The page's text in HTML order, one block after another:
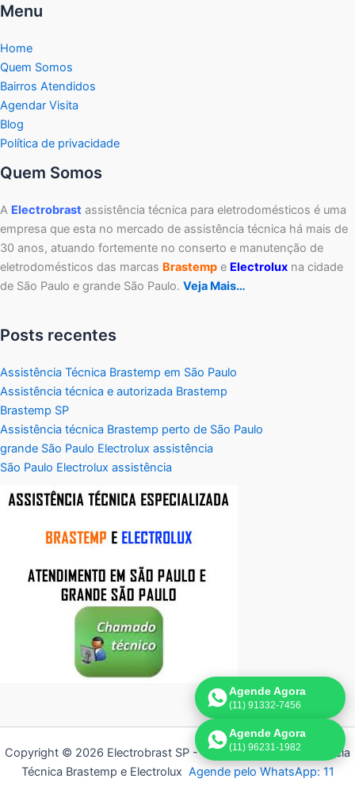
Menu
Home
Quem Somos
Bairros Atendidos
Agendar Visita
Blog
Política de privacidade
Quem Somos
A Electrobrast assistência técnica para eletrodomésticos é uma
empresa que esta no mercado de assistência técnica há mais de
30 anos, atuando fortemente no conserto e manutenção de
eletrodomésticos das marcas Brastemp e Electrolux na cidade
de São Paulo e grande São Paulo. Veja Mais…
Posts recentes
Assistência Técnica Brastemp em São Paulo
Assistência técnica e autorizada Brastemp
Brastemp SP
Assistência técnica Brastemp perto de São Paulo
grande São Paulo Electrolux assistência
São Paulo Electrolux assistência
Copyright © 2026 Electrobrast SP - 11 3836-9554 | Assistência
Técnica Brastemp e Electrolux Agende pelo WhatsApp: 11
Agende Agora
(11) 91332-7456
Agende Agora
(11) 96231-1982